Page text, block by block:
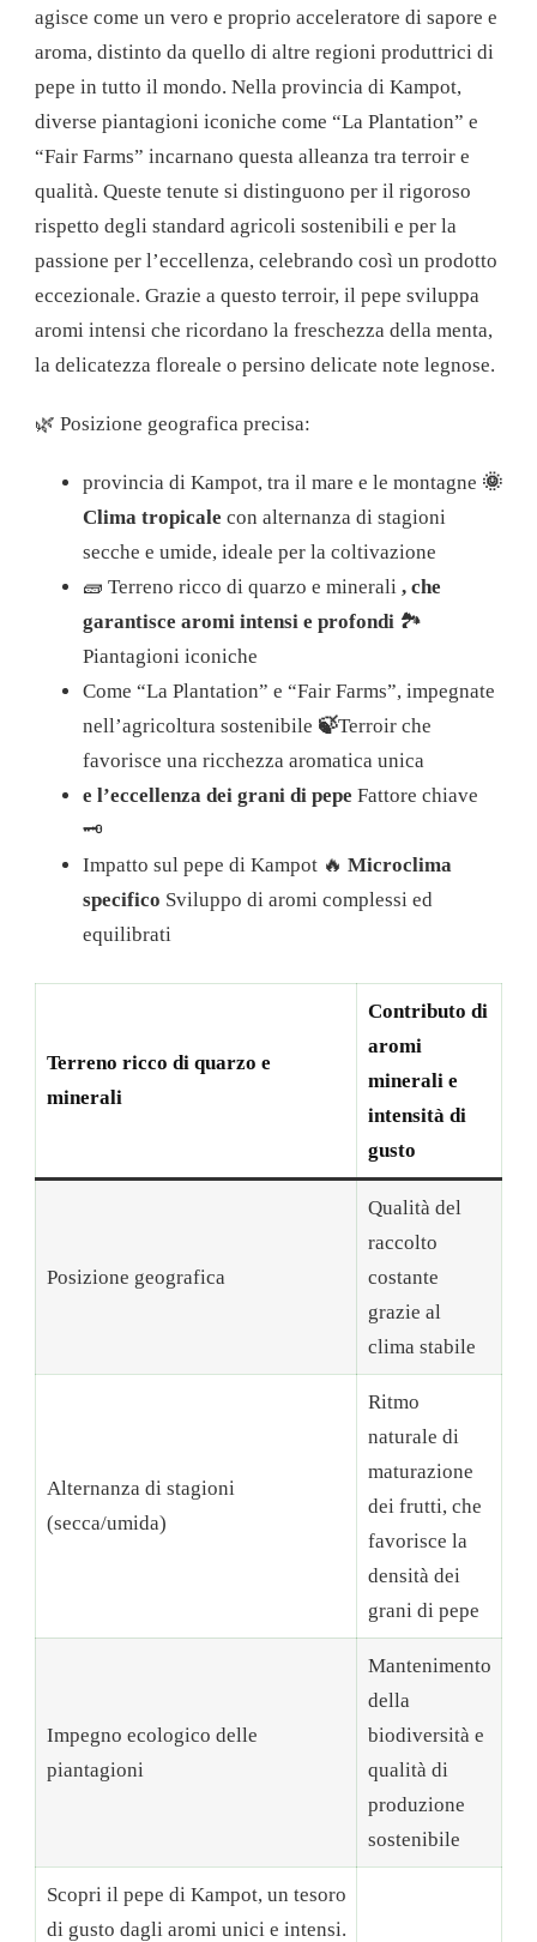
agisce come un vero e proprio acceleratore di sapore e
aroma, distinto da quello di altre regioni produttrici di
pepe in tutto il mondo. Nella provincia di Kampot,
diverse piantagioni iconiche come “La Plantation” e
“Fair Farms” incarnano questa alleanza tra terroir e
qualità. Queste tenute si distinguono per il rigoroso
rispetto degli standard agricoli sostenibili e per la
passione per l’eccellenza, celebrando così un prodotto
eccezionale. Grazie a questo terroir, il pepe sviluppa
aromi intensi che ricordano la freschezza della menta,
la delicatezza floreale o persino delicate note legnose.
🌿 Posizione geografica precisa:
provincia di Kampot, tra il mare e le montagne 🌞
Clima tropicale con alternanza di stagioni
secche e umide, ideale per la coltivazione
🧱 Terreno ricco di quarzo e minerali , che
garantisce aromi intensi e profondi 🏞️
Piantagioni iconiche
Come “La Plantation” e “Fair Farms”, impegnate
nell’agricoltura sostenibile 🍃Terroir che
favorisce una ricchezza aromatica unica
e l’eccellenza dei grani di pepe Fattore chiave
🗝️
Impatto sul pepe di Kampot 🔥 Microclima
specifico Sviluppo di aromi complessi ed
equilibrati
Terreno ricco di quarzo e
minerali
Contributo di
aromi
minerali e
intensità di
gusto
Posizione geografica
Qualità del
raccolto
costante
grazie al
clima stabile
Alternanza di stagioni
(secca/umida)
Ritmo
naturale di
maturazione
dei frutti, che
favorisce la
densità dei
grani di pepe
Impegno ecologico delle
piantagioni
Mantenimento
della
biodiversità e
qualità di
produzione
sostenibile
Scopri il pepe di Kampot, un tesoro
di gusto dagli aromi unici e intensi.